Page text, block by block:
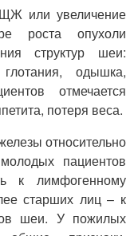
или увеличение
роста опухоли
структур шеи:
одышка,
отмечается
потеря веса.
относительно
пациентов
к лимфогенному
старших лиц – к
шеи. У пожилых